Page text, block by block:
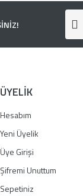
ÜYELİK
Hesabım
Yeni Üyelik
Üye Girişi
Şifremi Unuttum
Sepetiniz